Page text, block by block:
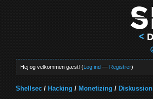
Hej og velkommen gæst! (Log ind — Registrer)
Shellsec / Hacking / Monetizing / Diskussion